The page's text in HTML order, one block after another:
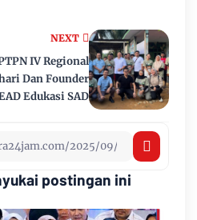
NEXT
IV Regional
Dan Founder
Edukasi SAD
postingan ini